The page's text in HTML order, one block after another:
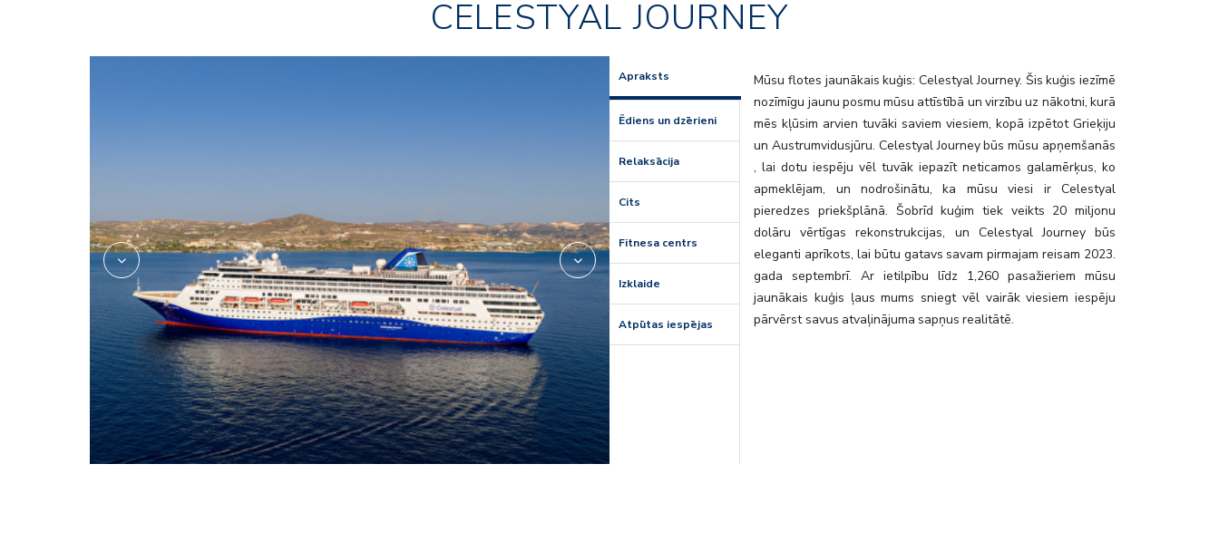
CELESTYAL JOURNEY
Apraksts
Ēdiens un dzērieni
Relaksācija
Cits
Fitnesa centrs
Izklaide
Atpūtas iespējas
Mūsu flotes jaunākais kuģis: Celestyal Journey. Šis kuģis iezīmē
nozīmīgu jaunu posmu mūsu attīstībā un virzību uz nākotni, kurā
mēs kļūsim arvien tuvāki saviem viesiem, kopā izpētot Grieķiju
un Austrumvidusjūru. Celestyal Journey būs mūsu apņemšanās
, lai dotu iespēju vēl tuvāk iepazīt neticamos galamērķus, ko
apmeklējam, un nodrošinātu, ka mūsu viesi ir Celestyal
pieredzes priekšplānā. Šobrīd kuģim tiek veikts 20 miljonu
dolāru vērtīgas rekonstrukcijas, un Celestyal Journey būs
eleganti aprīkots, lai būtu gatavs savam pirmajam reisam 2023.
gada septembrī. Ar ietilpību līdz 1,260 pasažieriem mūsu
jaunākais kuģis ļaus mums sniegt vēl vairāk viesiem iespēju
pārvērst savus atvaļinājuma sapņus realitātē.